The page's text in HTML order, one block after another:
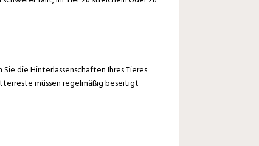
die Hinterlassenschaften Ihres Tieres
müssen regelmäßig beseitigt